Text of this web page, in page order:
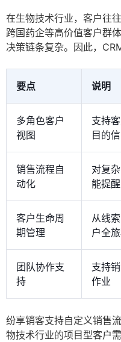
在生物技术行业，客户往
跨国药企等高价值客户群
决策链条复杂。因此，
要点 说明
多角色客户
视图
支持
目的
销售流程自
动化
对复
能提醒
客户生命周
期管理
从线
户全
团队协作支
持
支持
作业
纷享销客支持自定义销售
物技术行业的项目型客户